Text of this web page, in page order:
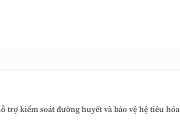
trợ kiểm soát đường huyết và bảo vệ hệ tiêu hóa